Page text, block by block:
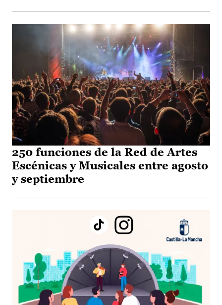
250 funciones de la Red de Artes
Escénicas y Musicales entre agosto
y septiembre